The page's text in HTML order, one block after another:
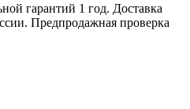
гарантий 1 год. Доставка
Предпродажная проверка